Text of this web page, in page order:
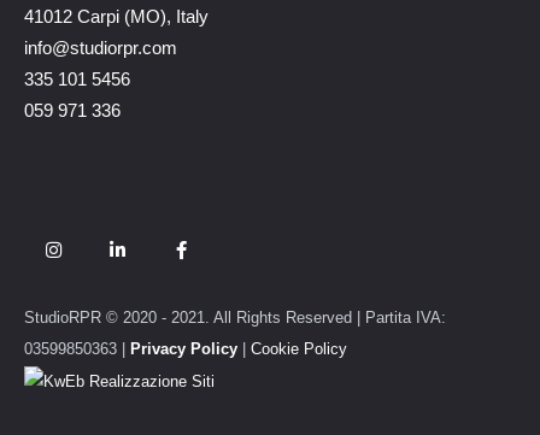
41012 Carpi (MO), Italy
info@studiorpr.com
335 101 5456
059 971 336
StudioRPR © 2020 - 2021. All Rights Reserved | Partita IVA:
03599850363 |
Privacy Policy Cookie Policy